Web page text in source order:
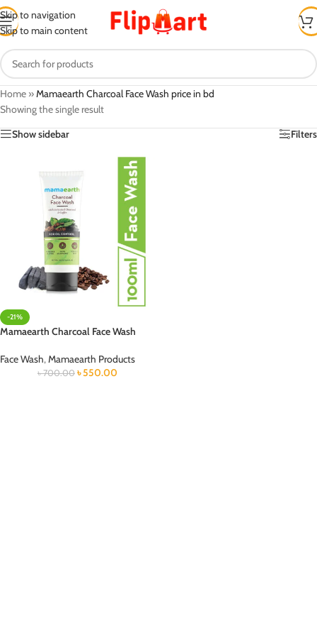
Skip to navigation
Skip to main content
Home »Mamaearth Charcoal Face Wash price in bd
Showing the single result
Show sidebar
Filters
-21%
Mamaearth Charcoal Face Wash
Face Wash,Mamaearth Products
৳700.00 ৳550.00